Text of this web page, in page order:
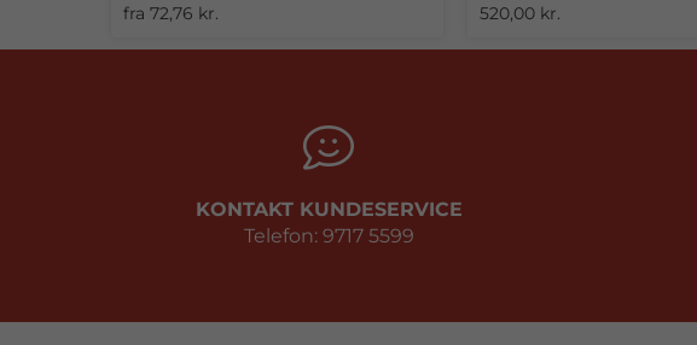
fra 72,76 kr.
520,00 kr.
KONTAKT KUNDESERVICE
Telefon: 9717 5599